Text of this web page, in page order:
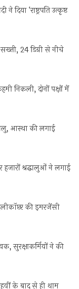
दिया ‘राष्ट्रपति उत्कृष्ट
24 डिग्री से नीचे
निकली, दोनों पक्षों में
आस्था की लगाई
हजारों श्रद्धालुओं ने लगाई
की इमरजेंसी
सुरक्षाकर्मियों ने की
के बाद से ही थाम